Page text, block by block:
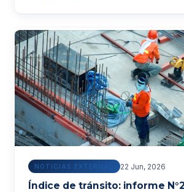
NOTICIAS EXTERNAS 22 Jun, 2026
Índice de tránsito: informe